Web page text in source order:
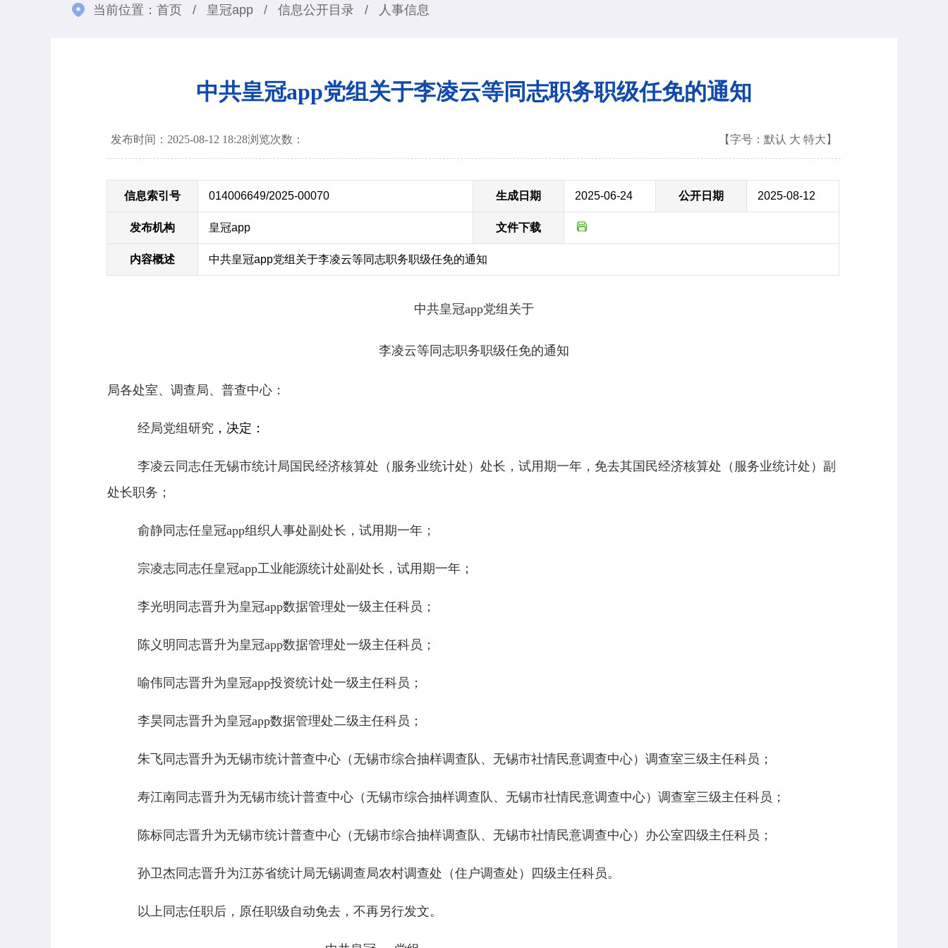
当前位置： 首页 / 皇冠app / 信息公开目录 / 人事信息
中共皇冠app党组关于李凌云等同志职务职级任免的通知
发布时间：2025-08-12 18:28浏览次数： 【字号： 默认 大 特大 】
信息索引号 014006649/2025-00070 生成日期 2025-06-24 公开日期 2025-08-12
发布机构 皇冠app 文件下载
内容概述 中共皇冠app党组关于李凌云等同志职务职级任免的通知
中共皇冠app党组关于
李凌云等同志职务职级任免的通知
局各处室、调查局、普查中心：
经局党组研究 ，决定：
李凌云同志任无锡市统计局国民经济核算处（服务业统计处）处长，试用期一年，免去其国民经济核算处（服务业统计处）副
处长职务；
俞静同志任皇冠app组织人事处副处长，试用期一年；
宗凌志同志任皇冠app工业能源统计处副处长，试用期一年；
李光明同志晋升为皇冠app数据管理处一级主任科员；
陈义明同志晋升为皇冠app数据管理处一级主任科员；
喻伟同志晋升为皇冠app投资统计处一级主任科员；
李昊同志晋升为皇冠app数据管理处二级主任科员；
朱飞同志晋升为无锡市统计普查中心（无锡市综合抽样调查队、无锡市社情民意调查中心）调查室三级主任科员；
寿江南同志晋升为无锡市统计普查中心（无锡市综合抽样调查队、无锡市社情民意调查中心） 调查室三级主任科员 ；
陈标同志晋升为无锡市统计普查中心（无锡市综合抽样调查队、无锡市社情民意调查中心）办公室四级主任科员；
孙卫杰同志晋升为江苏省统计局无锡调查局农村调查处（住户调查处）四级主任科员。
以上同志任职后，原任职级自动免去，不再另行发文。